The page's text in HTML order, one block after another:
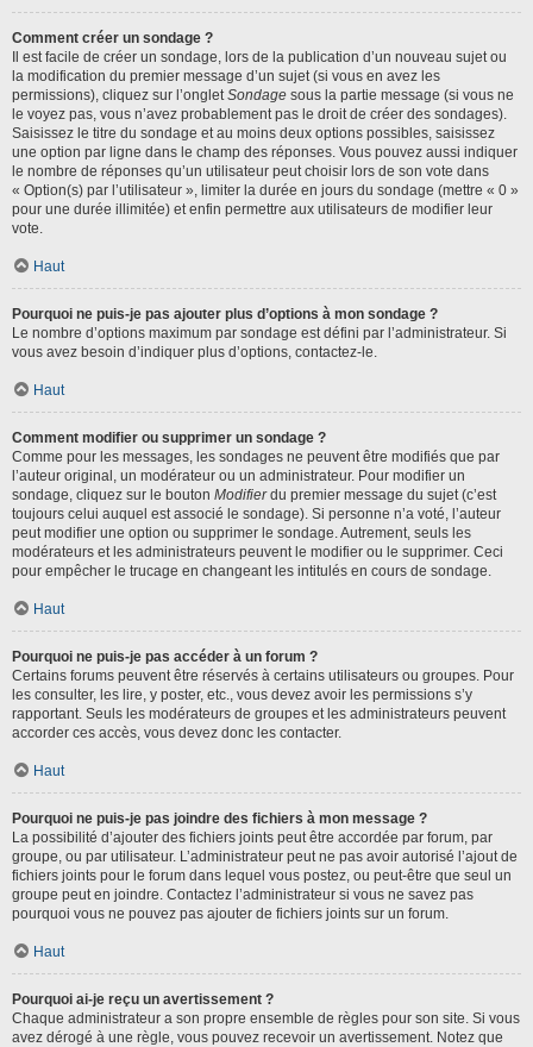
Comment créer un sondage ?
Il est facile de créer un sondage, lors de la publication d’un nouveau sujet ou
la modification du premier message d’un sujet (si vous en avez les
permissions), cliquez sur l’ongletSondage sous la partie message (si vous ne
le voyez pas, vous n’avez probablement pas le droit de créer des sondages).
Saisissez le titre du sondage et au moins deux options possibles, saisissez
une option par ligne dans le champ des réponses. Vous pouvez aussi indiquer
le nombre de réponses qu’un utilisateur peut choisir lors de son vote dans
« Option(s) par l’utilisateur », limiter la durée en jours du sondage (mettre « 0 »
pour une durée illimitée) et enfin permettre aux utilisateurs de modifier leur
vote.
Haut
Pourquoi ne puis-je pas ajouter plus d’options à mon sondage ?
Le nombre d’options maximum par sondage est défini par l’administrateur. Si
vous avez besoin d’indiquer plus d’options, contactez-le.
Haut
Comment modifier ou supprimer un sondage ?
Comme pour les messages, les sondages ne peuvent être modifiés que par
l’auteur original, un modérateur ou un administrateur. Pour modifier un
sondage, cliquez sur le bouton Modifierdu premier message du sujet (c’est
toujours celui auquel est associé le sondage). Si personne n’a voté, l’auteur
peut modifier une option ou supprimer le sondage. Autrement, seuls les
modérateurs et les administrateurs peuvent le modifier ou le supprimer. Ceci
pour empêcher le trucage en changeant les intitulés en cours de sondage.
Haut
Pourquoi ne puis-je pas accéder à un forum ?
Certains forums peuvent être réservés à certains utilisateurs ou groupes. Pour
les consulter, les lire, y poster, etc., vous devez avoir les permissions s’y
rapportant. Seuls les modérateurs de groupes et les administrateurs peuvent
accorder ces accès, vous devez donc les contacter.
Haut
Pourquoi ne puis-je pas joindre des fichiers à mon message ?
La possibilité d’ajouter des fichiers joints peut être accordée par forum, par
groupe, ou par utilisateur. L’administrateur peut ne pas avoir autorisé l’ajout de
fichiers joints pour le forum dans lequel vous postez, ou peut-être que seul un
groupe peut en joindre. Contactez l’administrateur si vous ne savez pas
pourquoi vous ne pouvez pas ajouter de fichiers joints sur un forum.
Haut
Pourquoi ai-je reçu un avertissement ?
Chaque administrateur a son propre ensemble de règles pour son site. Si vous
avez dérogé à une règle, vous pouvez recevoir un avertissement. Notez que